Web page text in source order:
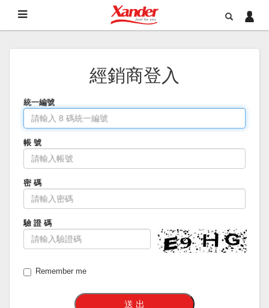
經銷商登入
統一編號
帳 號
密 碼
驗 證 碼
Remember me